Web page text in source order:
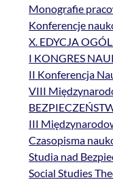
Monografie
Konferencje
X. EDYCJA
I KONGRES
II Konferencja
VIII
III
Czasopisma
Studia nad
Social Studies